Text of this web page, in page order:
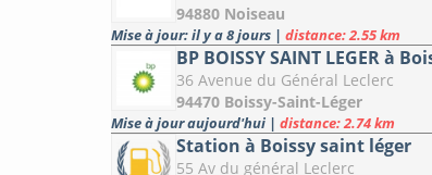
94880 Noiseau
Mise à jour: il y a 8 jours | distance: 2.55 km
BP BOISSY SAINT LEGER à
36 Avenue du Général Leclerc
94470 Boissy-Saint-Léger
Mise à jour aujourd'hui | distance: 2.74 km
Station à Boissy saint léger
55 Av du général Leclerc